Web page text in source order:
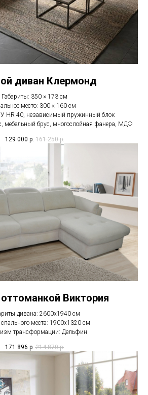
диван Клермонд
Габариты: 350 × 173 см
место: 300 × 160 см
HR 40, независимый пружинный блок
мебельный брус, многослойная фанера, МДФ
129 000 р. 161 250 р.
Виктория
дивана: 2600х1940 см
места: 1900х1320 см
трансформации: Дельфин
171 896 р. 214 870 р.